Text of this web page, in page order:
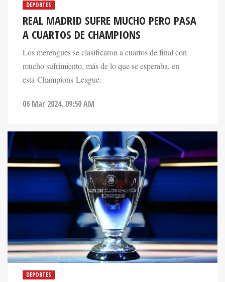
DEPORTES
REAL MADRID SUFRE MUCHO PERO PASA
A CUARTOS DE CHAMPIONS
Los merengues se clasificaron a cuartos de final con
mucho sufrimiento, más de lo que se esperaba, en
esta Champions League.
06 Mar 2024. 09:50 AM
DEPORTES